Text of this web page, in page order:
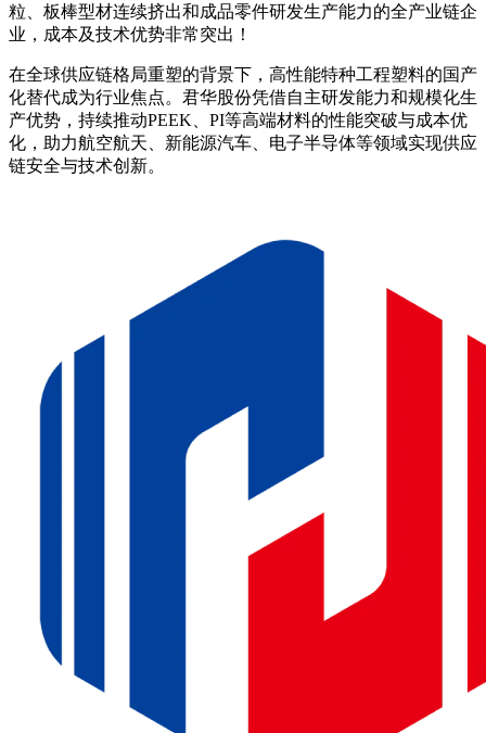
粒、板棒型材连续挤出和成品零件研发生产能力的全产业链企
业，成本及技术优势非常突出！
在全球供应链格局重塑的背景下，高性能特种工程塑料的国产
化替代成为行业焦点。君华股份凭借自主研发能力和规模化生
产优势，持续推动PEEK、PI等高端材料的性能突破与成本优
化，助力航空航天、新能源汽车、电子半导体等领域实现供应
链安全与技术创新。